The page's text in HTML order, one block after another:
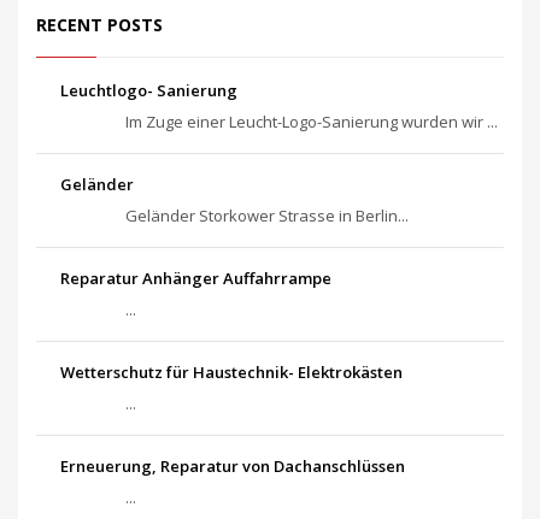
RECENT POSTS
Leuchtlogo- Sanierung
Im Zuge einer Leucht-Logo-Sanierung wurden wir ...
Geländer
Geländer Storkower Strasse in Berlin...
Reparatur Anhänger Auffahrrampe
...
Wetterschutz für Haustechnik- Elektrokästen
...
Erneuerung, Reparatur von Dachanschlüssen
...